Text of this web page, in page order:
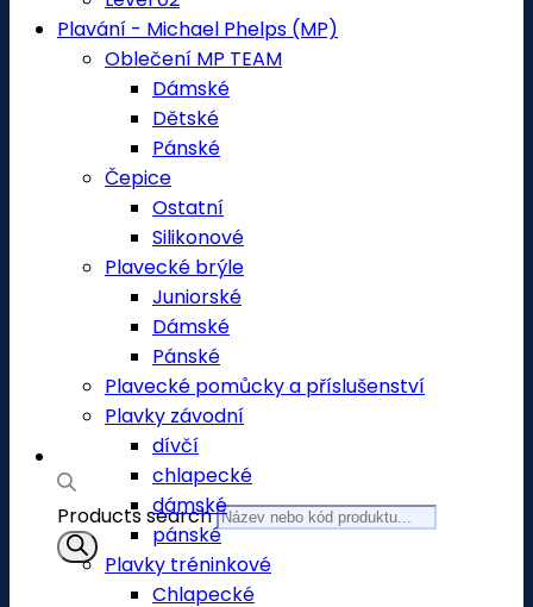
Products search
Plavání - Michael Phelps (MP)
Oblečení MP TEAM
Dámské
Dětské
Pánské
Čepice
Ostatní
Silikonové
Plavecké brýle
Juniorské
Dámské
Pánské
Plavecké pomůcky a příslušenství
Plavky závodní
dívčí
chlapecké
dámské
pánské
Plavky tréninkové
Chlapecké